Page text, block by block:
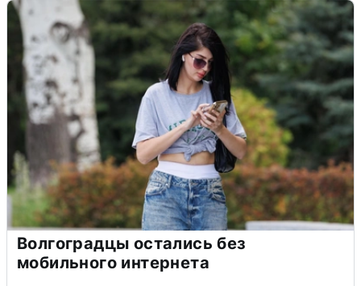
Волгоградцы остались без
мобильного интернета